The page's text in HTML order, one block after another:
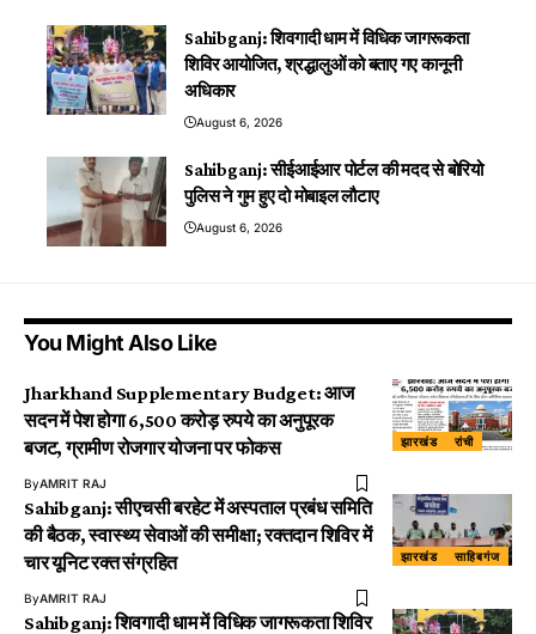
Sahibganj: शिवगादी धाम में विधिक जागरूकता
शिविर आयोजित, श्रद्धालुओं को बताए गए कानूनी
अधिकार
August 6, 2026
Sahibganj: सीईआईआर पोर्टल की मदद से बोरियो
पुलिस ने गुम हुए दो मोबाइल लौटाए
August 6, 2026
You Might Also Like
झारखंड रांची
Jharkhand Supplementary Budget: आज
सदन में पेश होगा 6,500 करोड़ रुपये का अनुपूरक
बजट, ग्रामीण रोजगार योजना पर फोकस
ByAMRIT RAJ
झारखंड साहिबगंज
Sahibganj: सीएचसी बरहेट में अस्पताल प्रबंध समिति
की बैठक, स्वास्थ्य सेवाओं की समीक्षा; रक्तदान शिविर में
चार यूनिट रक्त संग्रहित
ByAMRIT RAJ
Sahibganj: शिवगादी धाम में विधिक जागरूकता शिविर